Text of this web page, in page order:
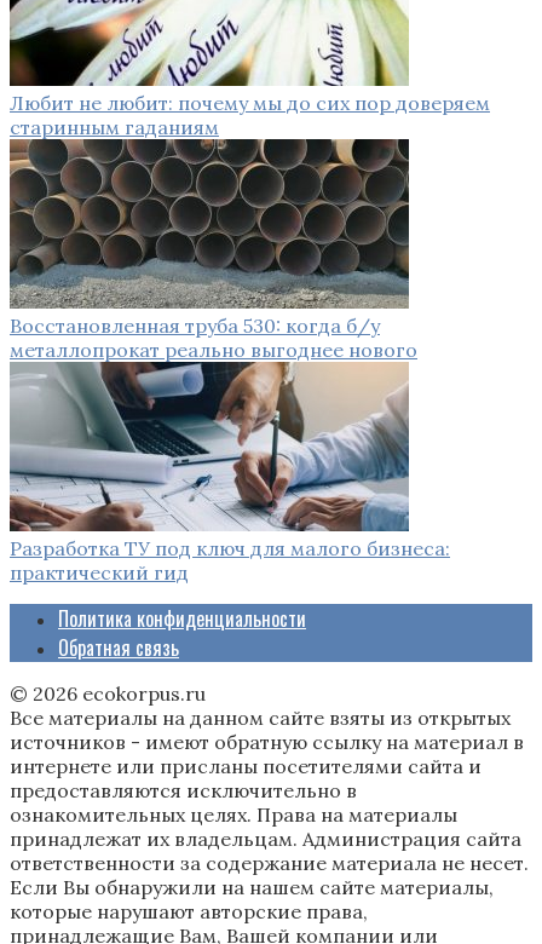
Любит не любит: почему мы до сих пор доверяем
старинным гаданиям
Восстановленная труба 530: когда б/у
металлопрокат реально выгоднее нового
Разработка ТУ под ключ для малого бизнеса:
практический гид
Политика конфиденциальности
Обратная связь
© 2026 ecokorpus.ru
Все материалы на данном сайте взяты из открытых
источников - имеют обратную ссылку на материал в
интернете или присланы посетителями сайта и
предоставляются исключительно в
ознакомительных целях. Права на материалы
принадлежат их владельцам. Администрация сайта
ответственности за содержание материала не несет.
Если Вы обнаружили на нашем сайте материалы,
которые нарушают авторские права,
принадлежащие Вам, Вашей компании или